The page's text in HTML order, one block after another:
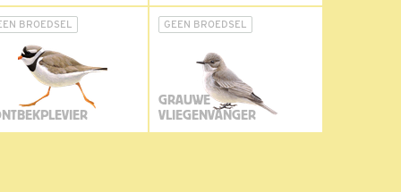
BROEDSEL GEEN BROEDSEL
GRAUWE
VLIEGENVANGER